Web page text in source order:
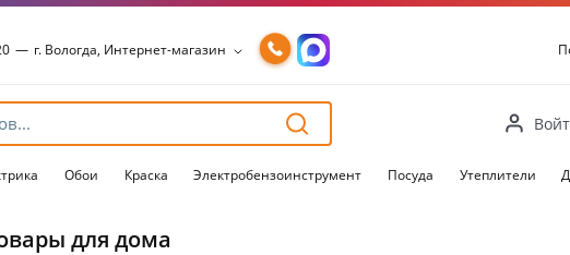
— г. Вологда, Интернет-магазин
г. Вологда, Пошехонское ш., 18
Обои Краска Электробензоинструмент Посуда Утеплители
для дома